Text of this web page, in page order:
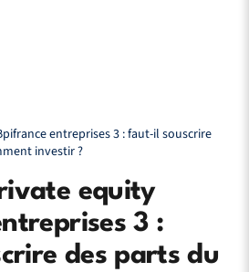
entreprises 3 : faut-il souscrire
investir ?
equity
3 :
des parts du